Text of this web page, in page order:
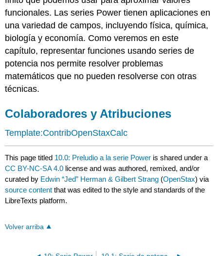
funcionales. Las series Power tienen aplicaciones en
una variedad de campos, incluyendo física, química,
biología y economía. Como veremos en este
capítulo, representar funciones usando series de
potencia nos permite resolver problemas
matemáticos que no pueden resolverse con otras
técnicas.
Colaboradores y Atribuciones
Template:ContribOpenStaxCalc
This page titled 10.0: Preludio a la serie Power is shared under a
CC BY-NC-SA 4.0 license and was authored, remixed, and/or
curated by Edwin “Jed” Herman & Gilbert Strang (OpenStax) via
source content that was edited to the style and standards of the
LibreTexts platform.
Volver arriba